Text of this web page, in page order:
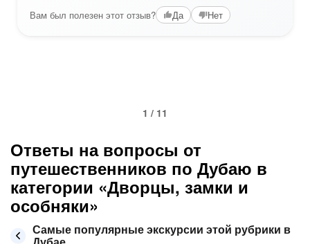
Вам был полезен этот отзыв? Да Нет
1 / 11
Ответы на вопросы от
путешественников по Дубаю в
категории «Дворцы, замки и
особняки»
Самые популярные экскурсии этой рубрики в